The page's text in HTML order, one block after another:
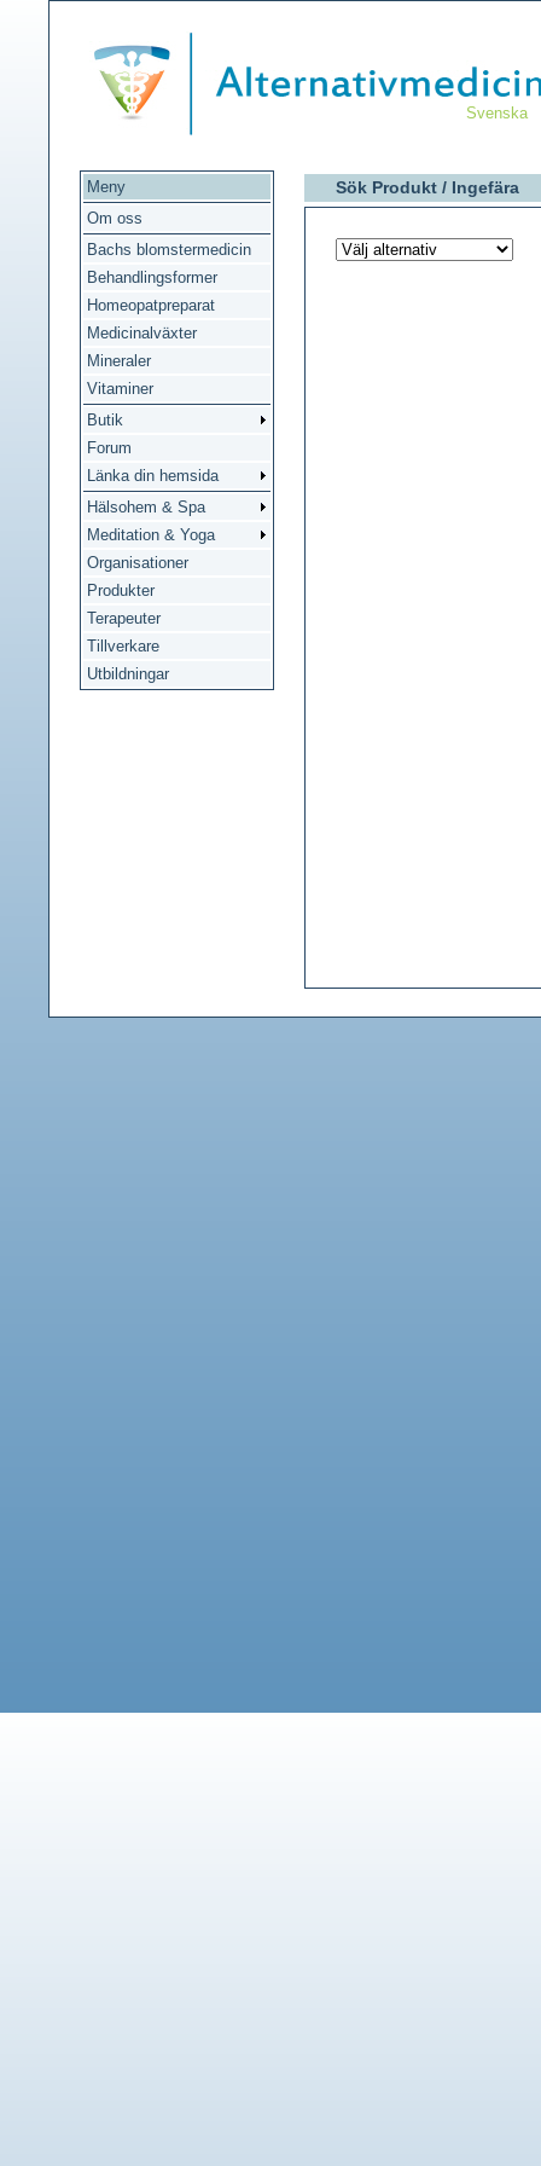
Svenska
Meny
Om oss
Bachs blomstermedicin
Behandlingsformer
Homeopatpreparat
Medicinalväxter
Mineraler
Vitaminer
Butik
Forum
Länka din hemsida
Hälsohem & Spa
Meditation & Yoga
Organisationer
Produkter
Terapeuter
Tillverkare
Utbildningar
Sök Produkt / Ingefära